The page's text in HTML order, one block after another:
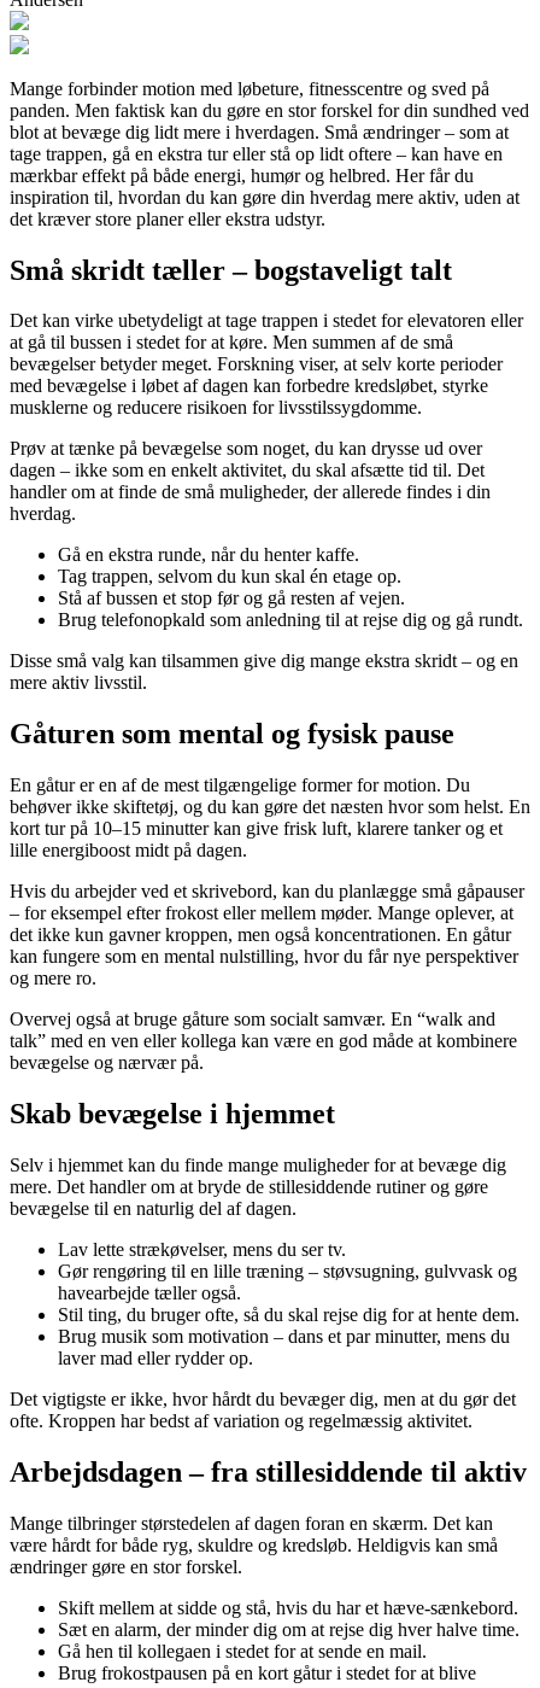
Mange forbinder motion med løbeture, fitnesscentre og sved på
panden. Men faktisk kan du gøre en stor forskel for din sundhed ved
blot at bevæge dig lidt mere i hverdagen. Små ændringer – som at
tage trappen, gå en ekstra tur eller stå op lidt oftere – kan have en
mærkbar effekt på både energi, humør og helbred. Her får du
inspiration til, hvordan du kan gøre din hverdag mere aktiv, uden at
det kræver store planer eller ekstra udstyr.
Små skridt tæller – bogstaveligt talt
Det kan virke ubetydeligt at tage trappen i stedet for elevatoren eller
at gå til bussen i stedet for at køre. Men summen af de små
bevægelser betyder meget. Forskning viser, at selv korte perioder
med bevægelse i løbet af dagen kan forbedre kredsløbet, styrke
musklerne og reducere risikoen for livsstilssygdomme.
Prøv at tænke på bevægelse som noget, du kan drysse ud over
dagen – ikke som en enkelt aktivitet, du skal afsætte tid til. Det
handler om at finde de små muligheder, der allerede findes i din
hverdag.
Gå en ekstra runde, når du henter kaffe.
Tag trappen, selvom du kun skal én etage op.
Stå af bussen et stop før og gå resten af vejen.
Brug telefonopkald som anledning til at rejse dig og gå rundt.
Disse små valg kan tilsammen give dig mange ekstra skridt – og en
mere aktiv livsstil.
Gåturen som mental og fysisk pause
En gåtur er en af de mest tilgængelige former for motion. Du
behøver ikke skiftetøj, og du kan gøre det næsten hvor som helst. En
kort tur på 10–15 minutter kan give frisk luft, klarere tanker og et
lille energiboost midt på dagen.
Hvis du arbejder ved et skrivebord, kan du planlægge små gåpauser
– for eksempel efter frokost eller mellem møder. Mange oplever, at
det ikke kun gavner kroppen, men også koncentrationen. En gåtur
kan fungere som en mental nulstilling, hvor du får nye perspektiver
og mere ro.
Overvej også at bruge gåture som socialt samvær. En “walk and
talk” med en ven eller kollega kan være en god måde at kombinere
bevægelse og nærvær på.
Skab bevægelse i hjemmet
Selv i hjemmet kan du finde mange muligheder for at bevæge dig
mere. Det handler om at bryde de stillesiddende rutiner og gøre
bevægelse til en naturlig del af dagen.
Lav lette strækøvelser, mens du ser tv.
Gør rengøring til en lille træning – støvsugning, gulvvask og
havearbejde tæller også.
Stil ting, du bruger ofte, så du skal rejse dig for at hente dem.
Brug musik som motivation – dans et par minutter, mens du
laver mad eller rydder op.
Det vigtigste er ikke, hvor hårdt du bevæger dig, men at du gør det
ofte. Kroppen har bedst af variation og regelmæssig aktivitet.
Arbejdsdagen – fra stillesiddende til aktiv
Mange tilbringer størstedelen af dagen foran en skærm. Det kan
være hårdt for både ryg, skuldre og kredsløb. Heldigvis kan små
ændringer gøre en stor forskel.
Skift mellem at sidde og stå, hvis du har et hæve-sænkebord.
Sæt en alarm, der minder dig om at rejse dig hver halve time.
Gå hen til kollegaen i stedet for at sende en mail.
Brug frokostpausen på en kort gåtur i stedet for at blive